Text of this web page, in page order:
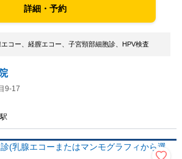
詳細・予約
コー、経膣エコー、子宮頸部細胞診、HPV検査
9-17